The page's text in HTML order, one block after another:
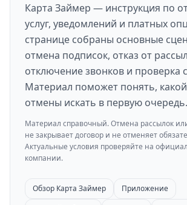
Карта Займер — инструкция по
услуг, уведомлений и платных
странице собраны основные
отмена подписок, отказ от
отключение звонков и проверка
Материал поможет понять,
отмены искать в первую очередь.
Материал справочный. Отмена рассылок
не закрывает договор и не отменяет
Актуальные условия проверяйте на
компании.
Обзор Карта Займер
Приложение